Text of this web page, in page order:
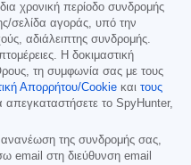
χρονική περίοδο συνδρομής
σελίδα αγοράς, υπό την
αδιάλειπτης συνδρομής.
Η δοκιμαστική
τη συμφωνία σας με τους
Απορρήτου/Cookie και τους
απεγκαταστήσετε το SpyHunter,
ανανέωση της συνδρομής σας,
email στη διεύθυνση email